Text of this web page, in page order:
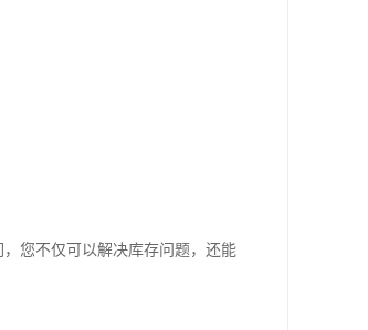
您不仅可以解决库存问题，还能